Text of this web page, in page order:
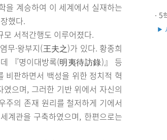
을 계승하여 이 세계에서 실재하는
했다.
서적간행도 이루어졌다.
무·왕부지(王夫之)가 있다. 황종희
『명이대방록(明夷待訪錄)』 등
비판하면서 백성을 위한 정치적 혁
으며, 그러한 기반 위에서 자신의
주의 존재 원리를 철저하게 기에서
계관을 구축하였으며, 한편으로는
· 5
▶